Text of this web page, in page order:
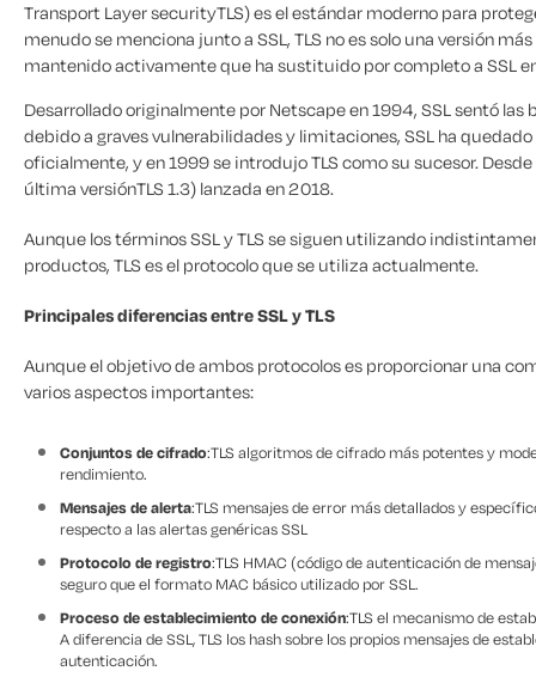
Transport Layer securityTLS) es el estándar moderno para
menudo se menciona junto a SSL, TLS no es solo una versión
mantenido activamente que ha sustituido por completo a SSL
Desarrollado originalmente por Netscape en 1994, SSL sentó
debido a graves vulnerabilidades y limitaciones, SSL ha
oficialmente, y en 1999 se introdujo TLS como su sucesor.
última versiónTLS 1.3) lanzada en 2018.
Aunque los términos SSL y TLS se siguen utilizando
productos, TLS es el protocolo que se utiliza actualmente.
Principales diferencias entre SSL y TLS
Aunque el objetivo de ambos protocolos es proporcionar una
varios aspectos importantes:
Conjuntos de cifrado:TLS algoritmos de cifrado más potentes y
rendimiento.
Mensajes de alerta:TLS mensajes de error más detallados y
respecto a las alertas genéricas SSL
Protocolo de registro:TLS HMAC (código de autenticación de
seguro que el formato MAC básico utilizado por SSL.
Proceso de establecimiento de conexión:TLS el mecanismo de
A diferencia de SSL, TLS los hash sobre los propios mensajes de
autenticación.